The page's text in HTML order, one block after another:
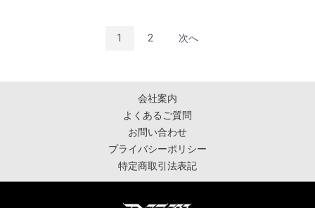
1 2 次へ
会社案内
よくあるご質問
お問い合わせ
プライバシーポリシー
特定商取引法表記